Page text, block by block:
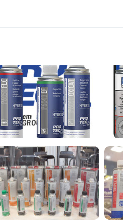
отделочные работы. •
Благоустройство и уборка —
помощь в организации
пространства, установке полок, а
также садоводство и помощь в
уходе за дачей. Почему выбирают
нас? • Профессионализм — опыт и
внимание к деталям, мы заботимся
о качестве работы. • Удобство —
приедем в удобное время, с
необходимыми инструментами. •
Доступные цены — честные
расценки без скрытых затрат. С
нами ваш дом в надежных руках!
Обращайтесь за помощью — мы
решим любую задачу быстро и